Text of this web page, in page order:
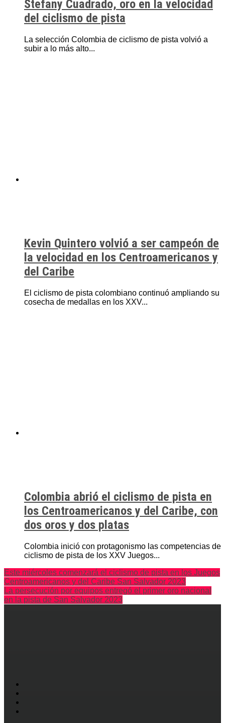
Stefany Cuadrado, oro en la velocidad
del ciclismo de pista
La selección Colombia de ciclismo de pista volvió a
subir a lo más alto...
Kevin Quintero volvió a ser campeón de
la velocidad en los Centroamericanos y
del Caribe
El ciclismo de pista colombiano continuó ampliando su
cosecha de medallas en los XXV...
Colombia abrió el ciclismo de pista en
los Centroamericanos y del Caribe, con
dos oros y dos platas
Colombia inició con protagonismo las competencias de
ciclismo de pista de los XXV Juegos...
Este miércoles comenzará el ciclismo de pista en los Juegos
Centroamericanos y del Caribe San Salvador 2023
La persecución por equipos entregó el primer oro nacional
en la pista de San Salvador 2023